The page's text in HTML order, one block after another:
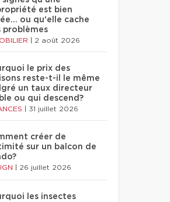
est bien
ou qu'elle cache
problèmes
2 août 2026
le prix des
reste-t-il le même
un taux directeur
ou qui descend?
31 juillet 2026
créer de
sur un balcon de
26 juillet 2026
les insectes